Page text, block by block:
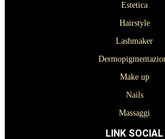
Estetica
Hairstyle
Lashmaker
Make up
Nails
Massaggi
LINK SOCIAL